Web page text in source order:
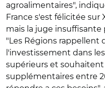
agroalimentaires",
France s'est félicitée
mais la juge insuffisante
"Les Régions rappellent
l'investissement dans
supérieurs et
supplémentaires entre